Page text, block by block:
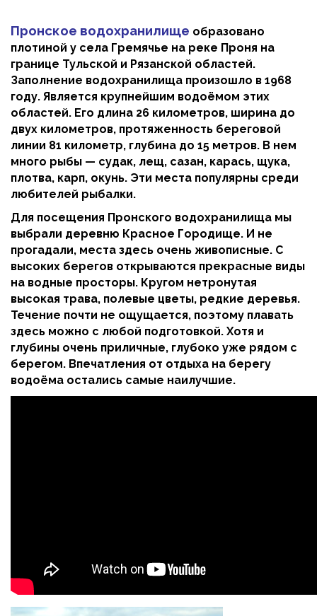
Пронское водохранилище образовано
плотиной у села Гремячье на реке Проня на
границе Тульской и Рязанской областей.
Заполнение водохранилища произошло в 1968
году. Является крупнейшим водоёмом этих
областей. Его длина 26 километров, ширина до
двух километров, протяженность береговой
линии 81 километр, глубина до 15 метров. В нем
много рыбы — судак, лещ, сазан, карась, щука,
плотва, карп, окунь. Эти места популярны среди
любителей рыбалки.
Для посещения Пронского водохранилища мы
выбрали деревню Красное Городище. И не
прогадали, места здесь очень живописные. С
высоких берегов открываются прекрасные виды
на водные просторы. Кругом нетронутая
высокая трава, полевые цветы, редкие деревья.
Течение почти не ощущается, поэтому плавать
здесь можно с любой подготовкой. Хотя и
глубины очень приличные, глубоко уже рядом с
берегом. Впечатления от отдыха на берегу
водоёма остались самые наилучшие.